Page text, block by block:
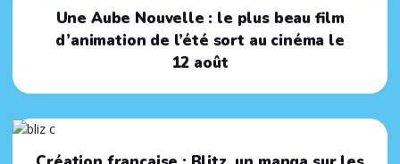
Une Aube Nouvelle : le plus beau film
d’animation de l’été sort au cinéma le
12 août